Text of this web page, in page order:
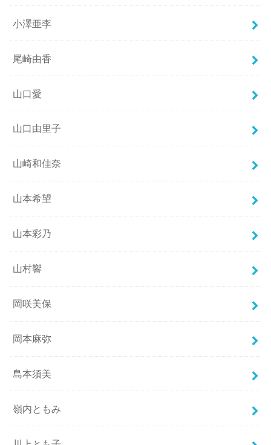
小澤亜李
尾崎由香
山口愛
山口由里子
山崎和佳奈
山本希望
山本彩乃
山村響
岡咲美保
岡本麻弥
島本須美
嶺内ともみ